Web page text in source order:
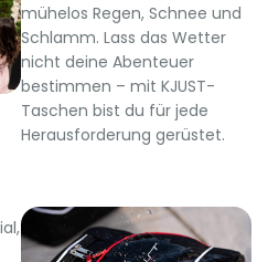
mühelos Regen, Schnee und
Schlamm. Lass das Wetter
nicht deine Abenteuer
bestimmen – mit KJUST-
Taschen bist du für jede
Herausforderung gerüstet.